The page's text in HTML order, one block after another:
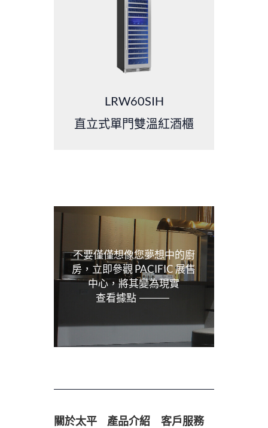
LRW60SIH
直立式單門雙溫紅酒櫃
不要僅僅想像您夢想中的廚
房，立即參觀 PACIFIC 展售
中心，將其變為現實
查看據點
關於太平
產品介紹 客戶服務